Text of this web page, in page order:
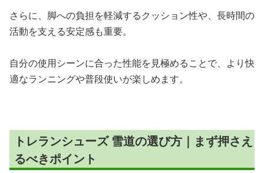
さらに、脚への負担を軽減するクッション性や、長時間の
活動を支える安定感も重要。
自分の使用シーンに合った性能を見極めることで、より快
適なランニングや普段使いが楽しめます。
トレランシューズ 雪道の選び方｜まず押さえ
るべきポイント